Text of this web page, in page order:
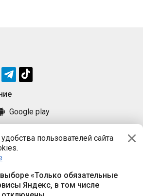
пользователей сайта
«Только обязательные
Яндекс, в том числе
Google play
ООО «ПРАЦА БАЙ»
220114, г. Минск, пр-т Независимости